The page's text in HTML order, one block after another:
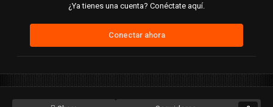
¿Ya tienes una cuenta? Conéctate aquí.
Conectar ahora